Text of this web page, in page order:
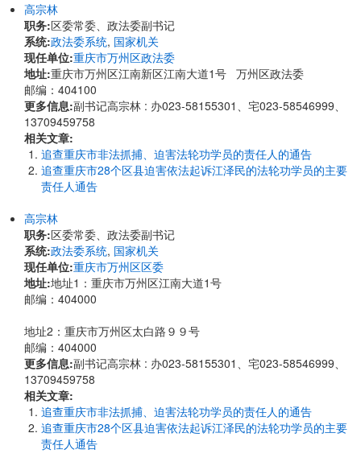
高宗林
职务:区委常委、政法委副书记
系统:政法委系统, 国家机关
现任单位:重庆市万州区政法委
地址:重庆市万州区江南新区江南大道1号 万州区政法委
邮编：404100
更多信息:副书记高宗林 : 办023-58155301、宅023-58546999、
13709459758
相关文章:
追查重庆市非法抓捕、迫害法轮功学员的责任人的通告
追查重庆市28个区县迫害依法起诉江泽民的法轮功学员的主要
责任人通告
高宗林
职务:区委常委、政法委副书记
系统:政法委系统, 国家机关
现任单位:重庆市万州区区委
地址:地址1：重庆市万州区江南大道1号
邮编：404000
地址2：重庆市万州区太白路９９号
邮编：404000
更多信息:副书记高宗林 : 办023-58155301、宅023-58546999、
13709459758
相关文章:
追查重庆市非法抓捕、迫害法轮功学员的责任人的通告
追查重庆市28个区县迫害依法起诉江泽民的法轮功学员的主要
责任人通告